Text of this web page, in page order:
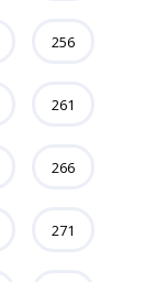
256
261
266
271